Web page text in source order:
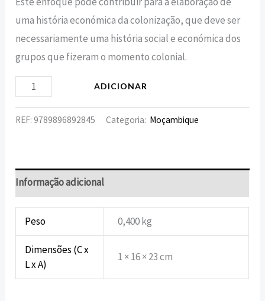
uma história económica da colonização, que deve ser
necessariamente uma história social e económica dos
grupos que fizeram o momento colonial.
ADICIONAR
REF:9789896892845 Categoria: Moçambique
Informação adicional
Peso 0,400 kg
Dimensões (C x
L x A)
1 × 16 × 23 cm